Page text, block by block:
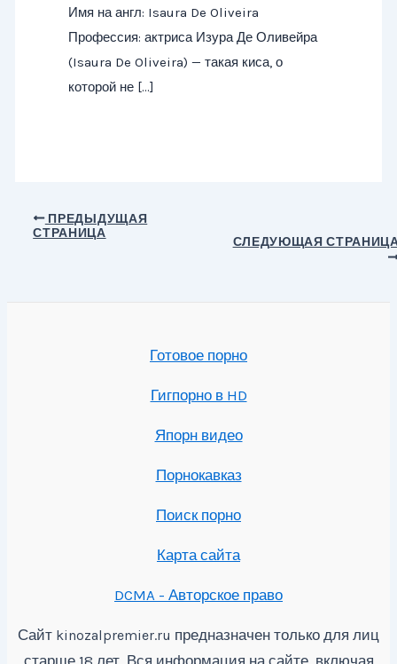
Имя на англ: Isaura De Oliveira
Профессия: актриса Изура Де Оливейра
(Isaura De Oliveira) — такая киса, о
которой не […]
Навигация
ПРЕДЫДУЩАЯ
СТРАНИЦА
СЛЕДУЮЩАЯ
Готовое порно
Гигпорно в HD
Япорн видео
Порнокавказ
Поиск порно
Карта сайта
DCMA - Авторское право
Сайт kinozalpremier.ru предназначен только для лиц
старше 18 лет. Вся информация на сайте, включая